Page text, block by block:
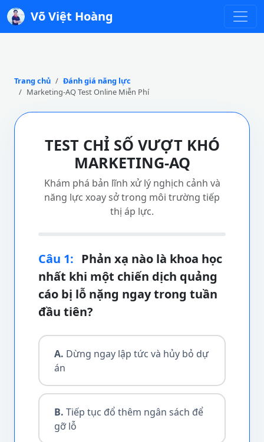
Võ Việt Hoàng
Trang chủ
Đánh giá năng lực
Marketing-AQ Test Online Miễn Phí
TEST CHỈ SỐ VƯỢT KHÓ
MARKETING-AQ
Khám phá bản lĩnh xử lý nghịch cảnh và
năng lực xoay sở trong môi trường tiếp
thị áp lực.
Câu 1: Phản xạ nào là khoa học
nhất khi một chiến dịch quảng
cáo bị lỗ nặng ngay trong tuần
đầu tiên?
A. Dừng ngay lập tức và hủy bỏ dự
án
B. Tiếp tục đổ thêm ngân sách để
gỡ lỗ